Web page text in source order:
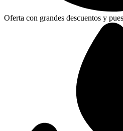
Oferta con grandes descuentos y